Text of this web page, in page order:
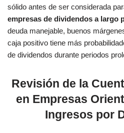
sólido antes de ser considerada
empresas de dividendos a largo
deuda manejable, buenos
caja positivo tiene más
de dividendos durante periodos
Revisión de la
en Empresas
Ingresos por